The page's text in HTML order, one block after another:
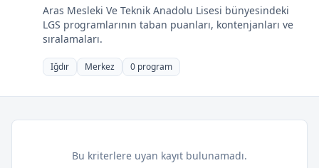
Aras Mesleki Ve Teknik Anadolu Lisesi bünyesindeki
LGS programlarının taban puanları, kontenjanları ve
sıralamaları.
Iğdır Merkez 0 program
Bu kriterlere uyan kayıt bulunamadı.